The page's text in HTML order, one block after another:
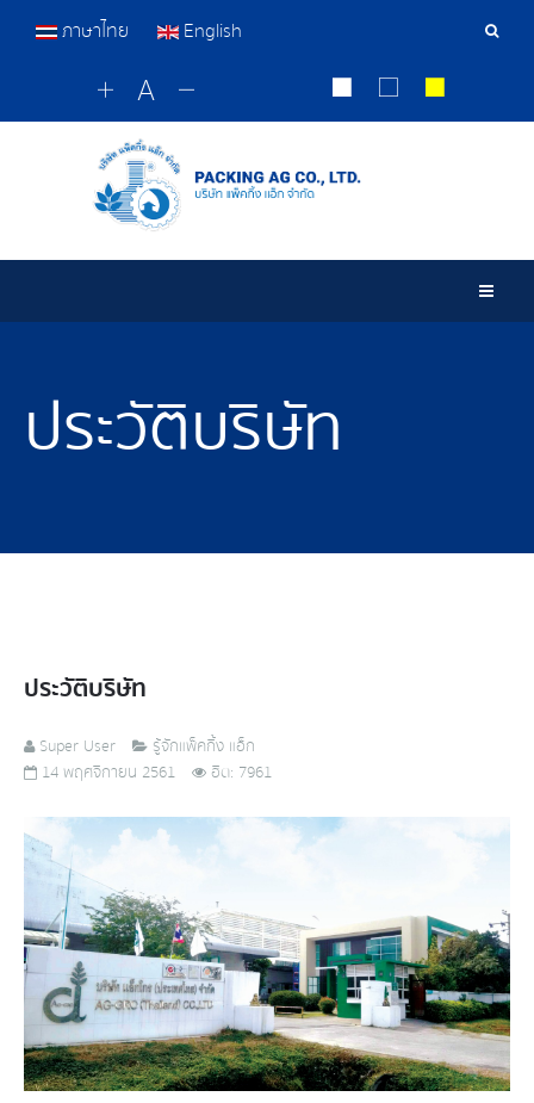
เครื่อ
ภาษาไทย English
ประวัติบริษัท
ประวัติบริษัท
Super User
รู้จักแพ็คกิ้ง แอ็ก
14 พฤศจิกายน 2561
ฮิต: 7961